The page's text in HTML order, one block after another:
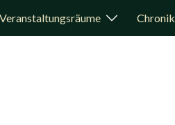
Veranstaltungsräume Chronik